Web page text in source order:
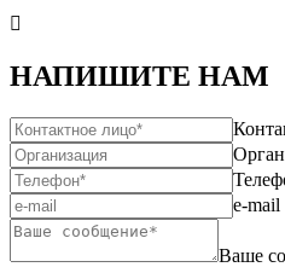

НАПИШИТЕ НАМ
e-mail
Ваше